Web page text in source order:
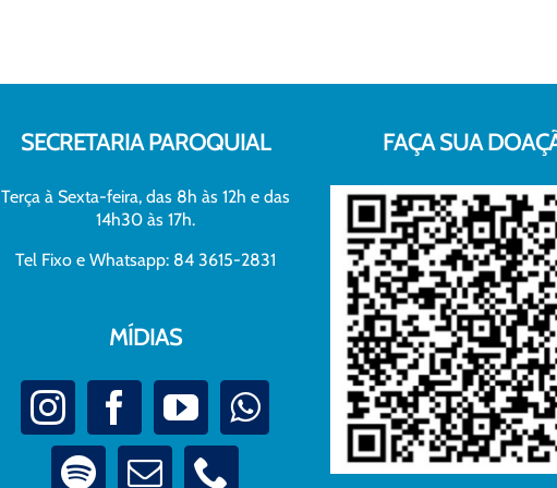
SECRETARIA PAROQUIAL
Terça à Sexta-feira, das 8h às 12h e das
14h30 às 17h.
Tel Fixo e Whatsapp: 84 3615-2831
MÍDIAS
FAÇA SUA